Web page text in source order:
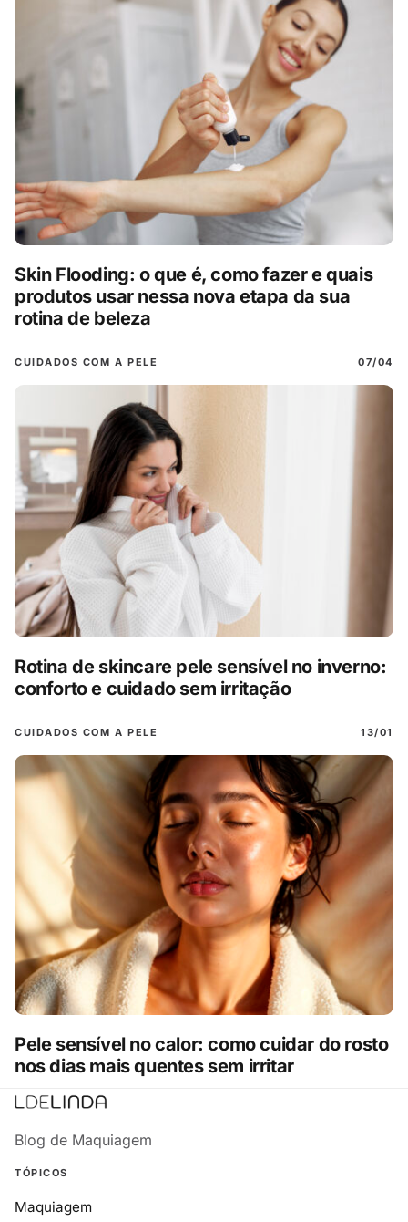
Skin Flooding: o que é, como fazer e quais
produtos usar nessa nova etapa da sua
rotina de beleza
CUIDADOS COM A PELE 07/04
Rotina de skincare pele sensível no inverno:
conforto e cuidado sem irritação
CUIDADOS COM A PELE 13/01
Pele sensível no calor: como cuidar do rosto
nos dias mais quentes sem irritar
Blog de Maquiagem
TÓPICOS
Maquiagem